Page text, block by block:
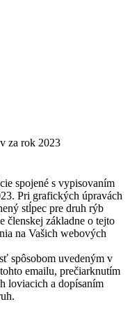
za rok 2023
spojené s vypisovaním
Pri grafických úpravách
stĺpec pre druh rýb
členskej základne o tejto
na Vašich webových
spôsobom uvedeným v
emailu, prečiarknutím
loviacich a dopísaním